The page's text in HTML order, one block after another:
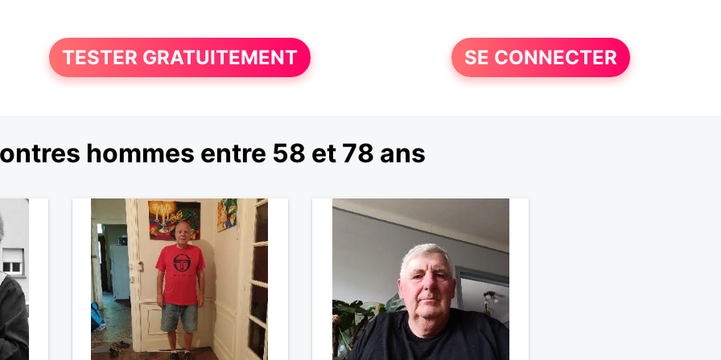
TESTER GRATUITEMENT SE CONNECTER
hommes entre 58 et 78 ans